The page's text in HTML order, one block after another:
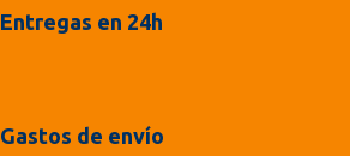
Entregas en 24h
Gastos de envío